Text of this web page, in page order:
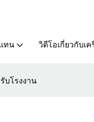
ทน วิดีโอเกี่ยวกับเค
บโรงงาน